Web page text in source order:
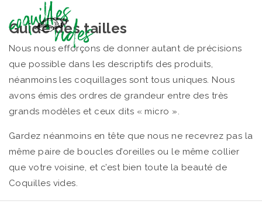
Guide des tailles
Nous nous efforçons de donner autant de précisions
que possible dans les descriptifs des produits,
néanmoins les coquillages sont tous uniques. Nous
avons émis des ordres de grandeur entre des très
grands modèles et ceux dits « micro ».
Gardez néanmoins en tête que nous ne recevrez pas la
même paire de boucles d’oreilles ou le même collier
que votre voisine, et c’est bien toute la beauté de
Coquilles vides.